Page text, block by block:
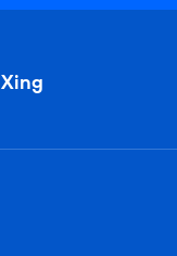
Xing